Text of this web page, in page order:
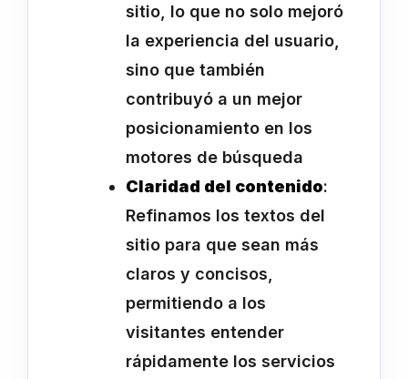
sitio, lo que no solo mejoró
la experiencia del usuario,
sino que también
contribuyó a un mejor
posicionamiento en los
motores de búsqueda
Claridad del contenido:
Refinamos los textos del
sitio para que sean más
claros y concisos,
permitiendo a los
visitantes entender
rápidamente los servicios